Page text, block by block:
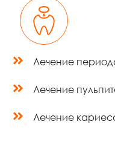
Лечение
Лечение
Лечение